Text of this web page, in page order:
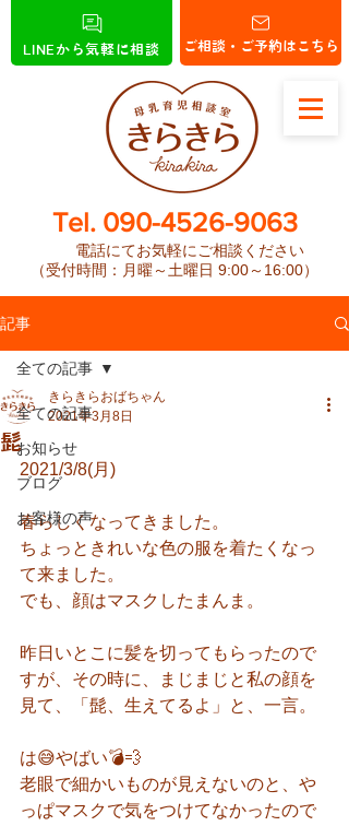
ご相談・ご予約はこちら
LINEから気軽に相談
​Tel. 090-4526-9063
電話にてお気軽にご相談ください
（受付時間：月曜～土曜日 9:00～16:00）
記事
全ての記事
お知らせ
ブログ
お客様の声
全ての記事
髭
きらきらおばちゃん
2021年3月8日
2021/3/8(月)
春らしくなってきました。
ちょっときれいな色の服を着たくなっ
て来ました。
でも、顔はマスクしたまんま。
昨日いとこに髪を切ってもらったので
すが、その時に、まじまじと私の顔を
見て、「髭、生えてるよ」と、一言。
は😅やばい💣️💨
老眼で細かいものが見えないのと、や
っぱマスクで気をつけてなかったので